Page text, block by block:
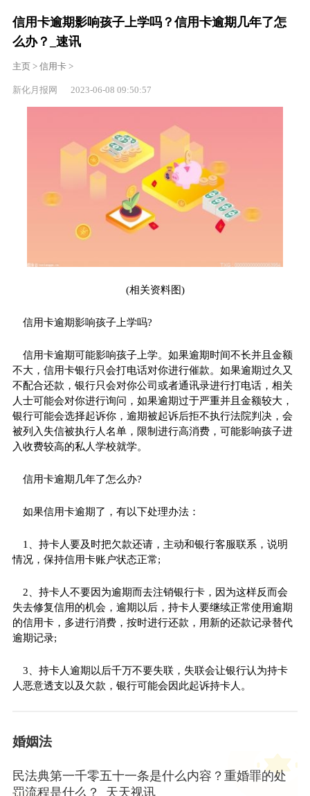
信用卡逾期影响孩子上学吗？信用卡逾期几年了怎
么办？_速讯
主页> 信用卡>
新化月报网 2023-06-08 09:50:57
(相关资料图)
信用卡逾期影响孩子上学吗?
信用卡逾期可能影响孩子上学。如果逾期时间不长并且金额
不大，信用卡银行只会打电话对你进行催款。如果逾期过久又
不配合还款，银行只会对你公司或者通讯录进行打电话，相关
人士可能会对你进行询问，如果逾期过于严重并且金额较大，
银行可能会选择起诉你，逾期被起诉后拒不执行法院判决，会
被列入失信被执行人名单，限制进行高消费，可能影响孩子进
入收费较高的私人学校就学。
信用卡逾期几年了怎么办?
如果信用卡逾期了，有以下处理办法：
1、持卡人要及时把欠款还请，主动和银行客服联系，说明
情况，保持信用卡账户状态正常;
2、持卡人不要因为逾期而去注销银行卡，因为这样反而会
失去修复信用的机会，逾期以后，持卡人要继续正常使用逾期
的信用卡，多进行消费，按时进行还款，用新的还款记录替代
逾期记录;
3、持卡人逾期以后千万不要失联，失联会让银行认为持卡
人恶意透支以及欠款，银行可能会因此起诉持卡人。
婚姻法
民法典第一千零五十一条是什么内容？重婚罪的处
罚流程是什么？_天天视讯